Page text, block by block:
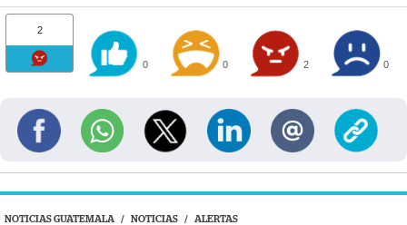
2
0 0 2 0
NOTICIAS GUATEMALA / NOTICIAS / ALERTAS